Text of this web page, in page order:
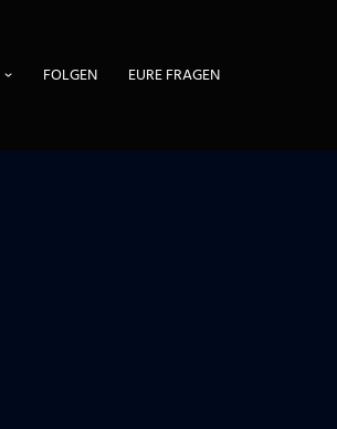
FOLGEN EURE FRAGEN